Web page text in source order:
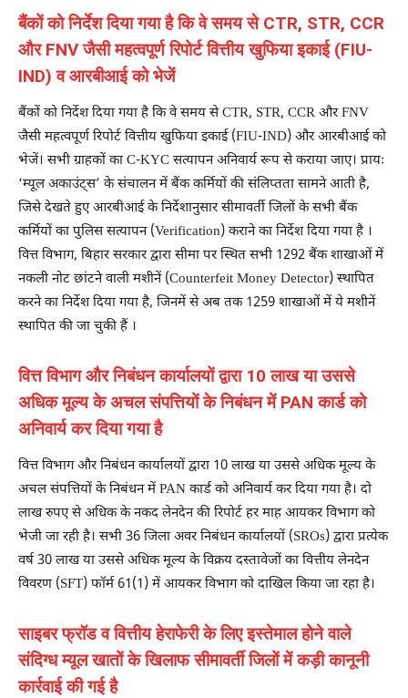
बैंकों को निर्देश दिया गया है कि वे समय से CTR, STR, CCR
और FNV जैसी महत्वपूर्ण रिपोर्ट वित्तीय खुफिया इकाई (FIU-
IND) व आरबीआई को भेजें
बैंकों को निर्देश दिया गया है कि वे समय से CTR, STR, CCR और FNV
जैसी महत्वपूर्ण रिपोर्ट वित्तीय खुफिया इकाई (FIU-IND) और आरबीआई को
भेजें। सभी ग्राहकों का C-KYC सत्यापन अनिवार्य रूप से कराया जाए। प्रायः
‘म्यूल अकाउंट्स’ के संचालन में बैंक कर्मियों की संलिप्तता सामने आती है,
जिसे देखते हुए आरबीआई के निर्देशानुसार सीमावर्ती जिलों के सभी बैंक
कर्मियों का पुलिस सत्यापन (Verification) कराने का निर्देश दिया गया है ।
वित्त विभाग, बिहार सरकार द्वारा सीमा पर स्थित सभी 1292 बैंक शाखाओं में
नकली नोट छांटने वाली मशीनें (Counterfeit Money Detector) स्थापित
करने का निर्देश दिया गया है, जिनमें से अब तक 1259 शाखाओं में ये मशीनें
स्थापित की जा चुकी हैं ।
वित्त विभाग और निबंधन कार्यालयों द्वारा 10 लाख या उससे
अधिक मूल्य के अचल संपत्तियों के निबंधन में PAN कार्ड को
अनिवार्य कर दिया गया है
वित्त विभाग और निबंधन कार्यालयों द्वारा 10 लाख या उससे अधिक मूल्य के
अचल संपत्तियों के निबंधन में PAN कार्ड को अनिवार्य कर दिया गया है। दो
लाख रुपए से अधिक के नकद लेनदेन की रिपोर्ट हर माह आयकर विभाग को
भेजी जा रही है। सभी 36 जिला अवर निबंधन कार्यालयों (SROs) द्वारा प्रत्येक
वर्ष 30 लाख या उससे अधिक मूल्य के विक्रय दस्तावेजों का वित्तीय लेनदेन
विवरण (SFT) फॉर्म 61(1) में आयकर विभाग को दाखिल किया जा रहा है।
साइबर फ्रॉड व वित्तीय हेराफेरी के लिए इस्तेमाल होने वाले
संदिग्ध म्यूल खातों के खिलाफ सीमावर्ती जिलों में कड़ी कानूनी
कार्रवाई की गई है